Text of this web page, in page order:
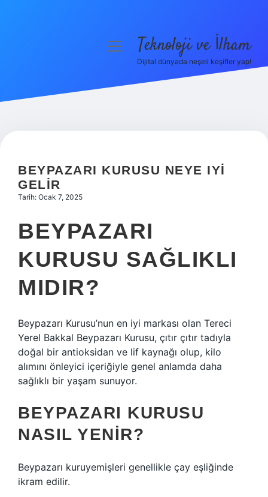
Hakkımızda
menüyüTeknoloji ve İlham
Dijital dünyada neşeli keşifler yap!
BEYPAZARI KURUSU NEYE IYI
GELIR
Tarih: Ocak 7, 2025
BEYPAZARI
KURUSU SAĞLIKLI
MIDIR?
Beypazarı Kurusu’nun en iyi markası olan Tereci
Yerel Bakkal Beypazarı Kurusu, çıtır çıtır tadıyla
doğal bir antioksidan ve lif kaynağı olup, kilo
alımını önleyici içeriğiyle genel anlamda daha
sağlıklı bir yaşam sunuyor.
BEYPAZARI KURUSU
NASIL YENIR?
Beypazarı kuruyemişleri genellikle çay eşliğinde
ikram edilir.